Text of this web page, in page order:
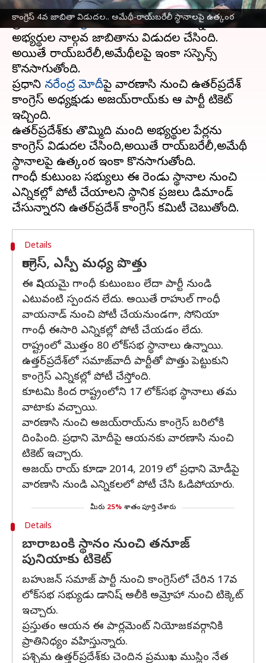
కాంగ్రెస్ 4వ జాబితా విడుదల.. అమేథీ-రాయ్‌బరేలీ స్థానాలపై ఉత్కంఠ
ఉత్తర్‌ప్రదేశ్‌లోని 9 స్థానాలకు అభ్యర్థుల పేర్లను
ప్రకటించినకాంగ్రెస్శనివారం లోక్‌సభ ఎన్నికల
అభ్యర్థుల నాల్గవ జాబితాను విడుదల చేసింది.
అయితే రాయ్‌బరేలీ,అమేథీలపై ఇంకా సస్పెన్స్
కొనసాగుతోంది.
ప్రధాని నరేంద్ర మోదీపై వారణాసి నుంచి ఉత్తర్‌ప్రదేశ్‌
కాంగ్రెస్‌ అధ్యక్షుడు అజయ్‌రాయ్‌కు ఆ పార్టీ టికెట్‌
ఇచ్చింది.
ఉత్తర్‌ప్రదేశ్‌కు తొమ్మిది మంది అభ్యర్థుల పేర్లను
కాంగ్రెస్ విడుదల చేసింది,అయితే రాయ్‌బరేలీ,అమేథీ
స్థానాలపై ఉత్కంఠ ఇంకా కొనసాగుతోంది.
గాంధీ కుటుంబ సభ్యులు ఈ రెండు స్థానాల నుంచి
ఎన్నికల్లో పోటీ చేయాలని స్థానిక ప్రజలు డిమాండ్
Details
కాంగ్రెస్, ఎస్పీ మధ్య పొత్తు
ఈ విషయమై గాంధీ కుటుంబం లేదా పార్టీ నుండి
ఎటువంటి స్పందన లేదు. అయితే రాహుల్ గాంధీ
వాయనాడ్ నుంచి పోటీ చేయనుండగా, సోనియా
గాంధీ ఈసారి ఎన్నికల్లో పోటీ చేయడం లేదు.
రాష్ట్రంలో మొత్తం 80 లోక్‌సభ స్థానాలు ఉన్నాయి.
ఉత్తర్‌ప్రదేశ్‌లో సమాజ్‌వాదీ పార్టీతో పొత్తు పెట్టుకుని
కాంగ్రెస్‌ ఎన్నికల్లో పోటీ చేస్తోంది.
కూటమి కింద రాష్ట్రంలోని 17 లోక్‌సభ స్థానాలు తమ
వాటాకు వచ్చాయి.
వారణాసి నుంచి అజయ్‌రాయ్‌ను కాంగ్రెస్‌ బరిలోకి
దింపింది. ప్రధాని మోదీపై ఆయనకు వారణాసి నుంచి
టికెట్‌ ఇచ్చారు.
అజయ్ రాయ్ కూడా 2014, 2019 లో ప్రధాని మోడీపై
వారణాసి నుండి ఎన్నికలలో పోటీ చేసి ఓడిపోయారు.
మీరు 25% శాతం పూర్తి చేశారు
Details
బారాబంకి స్థానం నుంచి తనూజ్‌
పునియాకు టికెట్‌
బహుజన్ సమాజ్ పార్టీ నుంచి కాంగ్రెస్‌లో చేరిన 17వ
లోక్‌సభ సభ్యుడు డానిష్ అలీకి అమ్రోహా నుంచి టిక్కెట్
ఇచ్చారు.
ప్రస్తుతం ఆయన ఈ పార్లమెంట్ నియోజకవర్గానికి
ప్రాతినిధ్యం వహిస్తున్నారు.
పశ్చిమ ఉత్తర్‌ప్రదేశ్‌కు చెందిన ప్రముఖ ముస్లిం నేత